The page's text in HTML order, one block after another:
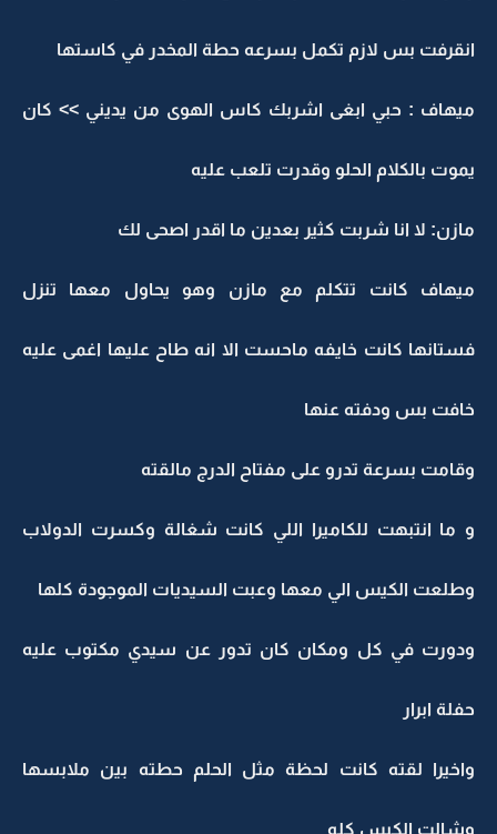
انقرفت بس لازم تكمل بسرعه حطة المخدر في كاستها
ميهاف : حبي ابغى اشربك كاس الهوى من يديني >> كان
يموت بالكلام الحلو وقدرت تلعب عليه
مازن: لا انا شربت كثير بعدين ما اقدر اصحى لك
ميهاف كانت تتكلم مع مازن وهو يحاول معها تنزل
فستانها كانت خايفه ماحست الا انه طاح عليها اغمى عليه
خافت بس ودفته عنها
وقامت بسرعة تدرو على مفتاح الدرج مالقته
و ما انتبهت للكاميرا اللي كانت شغالة وكسرت الدولاب
وطلعت الكيس الي معها وعبت السيديات الموجودة كلها
ودورت في كل ومكان كان تدور عن سيدي مكتوب عليه
حفلة ابرار
واخيرا لقته كانت لحظة مثل الحلم حطته بين ملابسها
وشالت الكيس كله